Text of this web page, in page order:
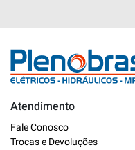
Atendimento
Fale Conosco
Trocas e Devoluções
Online